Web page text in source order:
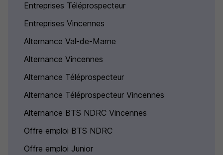
Entreprises Téléprospecteur
Entreprises Vincennes
Alternance Val-de-Marne
Alternance Vincennes
Alternance Téléprospecteur
Alternance Téléprospecteur Vincennes
Alternance BTS NDRC Vincennes
Offre emploi BTS NDRC
Offre emploi Junior